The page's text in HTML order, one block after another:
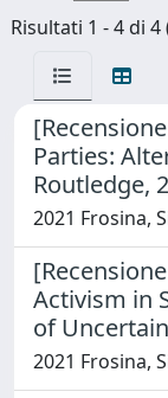
Risultati 1 - 4 di
Parties:
Routledge,
2021 Frosina,
Activism in
of
2021 Frosina,